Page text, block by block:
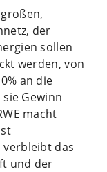
der
sollen
werden, von
an die
Gewinn
macht
verbleibt das
und der